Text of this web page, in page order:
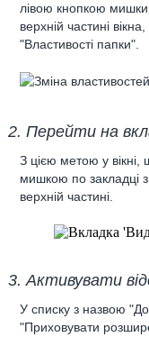
лівою кнопкою
верхній частині
"Властивості папки".
2. Перейти на
З цією метою у вікні,
мишкою по закладці
верхній частині.
3. Активувати
У списку з назвою
"Приховувати